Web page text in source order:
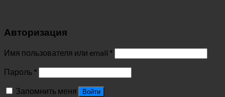
Авторизация
Имя пользователя или email *
Пароль *
Запомнить меня
Войти